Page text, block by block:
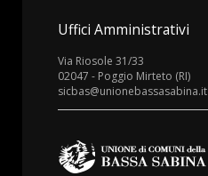
Uffici Amministrativi
Via Riosole 31/33
02047 - Poggio Mirteto (RI)
sicbas@unionebassasabina.it